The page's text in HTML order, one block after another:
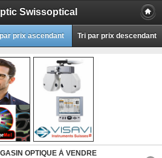
Swissoptical
prix ascendant Tri par prix descendant
OPTIQUE À VENDRE